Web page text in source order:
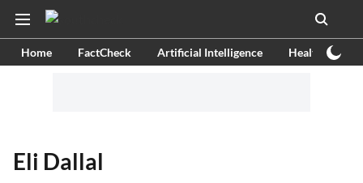
Home FactCheck Artificial Intelligence Health
Eli Dallal